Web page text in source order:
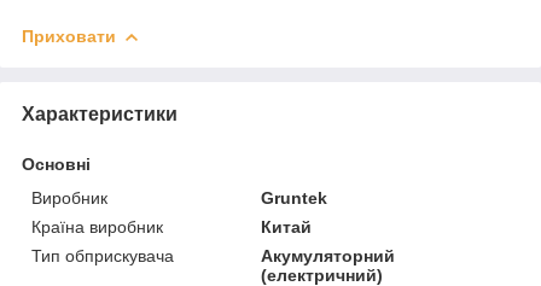
Приховати
Характеристики
Основні
Виробник
Gruntek
Країна виробник
Китай
Тип обприскувача
Акумуляторний
(електричний)